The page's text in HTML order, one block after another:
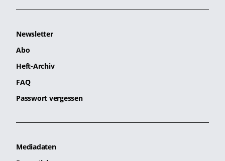
Newsletter
Abo
Heft-Archiv
FAQ
Passwort vergessen
Mediadaten